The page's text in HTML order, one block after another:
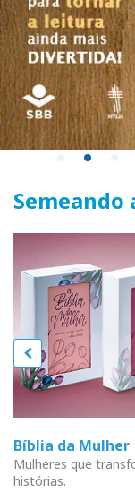
Semeando
Bíblia da Mulher
Mulheres que
histórias.